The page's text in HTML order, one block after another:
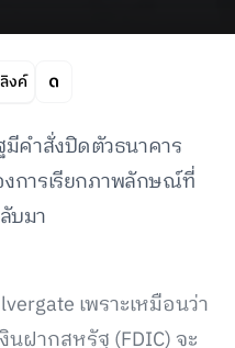
งค์
คำสั่งปิดตัวธนาคาร
งการเรียกภาพลักษณ์ที่
บมา
เพราะเหมือนว่า
ฝากสหรัฐ (FDIC) จะ